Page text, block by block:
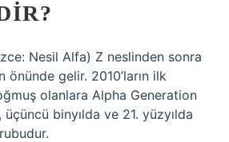
Nesil Alfa) Z neslinden sonra
gelir. 2010’ların ilk
olanlara Alpha Generation
binyılda ve 21. yüzyılda